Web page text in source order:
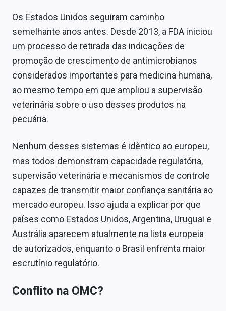
Os Estados Unidos seguiram caminho
semelhante anos antes. Desde 2013, a FDA iniciou
um processo de retirada das indicações de
promoção de crescimento de antimicrobianos
considerados importantes para medicina humana,
ao mesmo tempo em que ampliou a supervisão
veterinária sobre o uso desses produtos na
pecuária.
Nenhum desses sistemas é idêntico ao europeu,
mas todos demonstram capacidade regulatória,
supervisão veterinária e mecanismos de controle
capazes de transmitir maior confiança sanitária ao
mercado europeu. Isso ajuda a explicar por que
países como Estados Unidos, Argentina, Uruguai e
Austrália aparecem atualmente na lista europeia
de autorizados, enquanto o Brasil enfrenta maior
escrutínio regulatório.
Conflito na OMC?